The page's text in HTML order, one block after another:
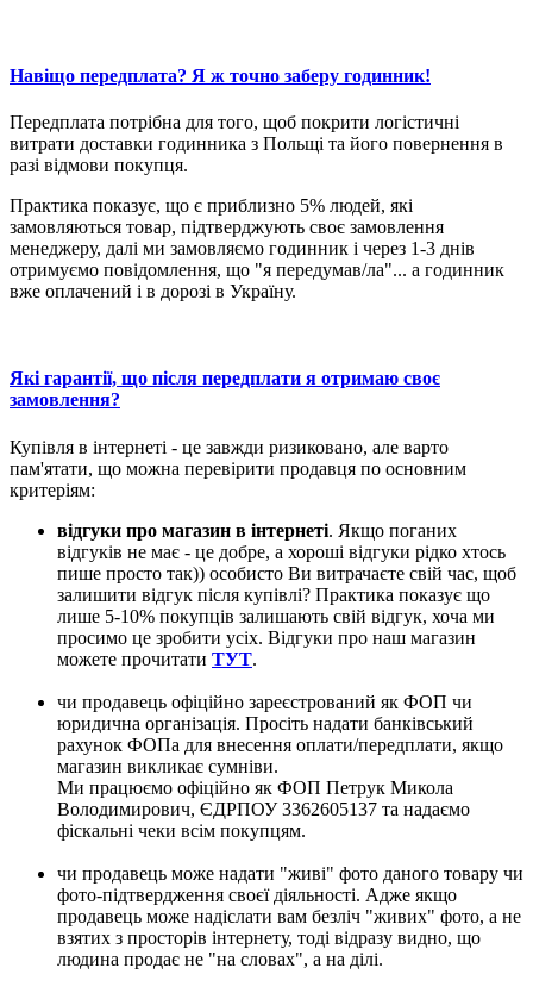
Навіщо передплата? Я ж точно заберу годинник!
Передплата потрібна для того, щоб покрити логістичні
витрати доставки годинника з Польщі та його повернення в
разі відмови покупця.
Практика показує, що є приблизно 5% людей, які
замовляються товар, підтверджують своє замовлення
менеджеру, далі ми замовляємо годинник і через 1-3 днів
отримуємо повідомлення, що "я передумав/ла"... а годинник
вже оплачений і в дорозі в Україну.
Які гарантії, що після передплати я отримаю своє
замовлення?
Купівля в інтернеті - це завжди ризиковано, але варто
пам'ятати, що можна перевірити продавця по основним
критеріям:
відгуки про магазин в інтернеті. Якщо поганих
відгуків не має - це добре, а хороші відгуки рідко хтось
пише просто так)) особисто Ви витрачаєте свій час, щоб
залишити відгук після купівлі? Практика показує що
лише 5-10% покупців залишають свій відгук, хоча ми
просимо це зробити усіх. Відгуки про наш магазин
можете прочитати ТУТ.
чи продавець офіційно зареєстрований як ФОП чи
юридична організація. Просіть надати банківський
рахунок ФОПа для внесення оплати/передплати, якщо
магазин викликає сумніви.
Ми працюємо офіційно як ФОП Петрук Микола
Володимирович, ЄДРПОУ 3362605137 та надаємо
фіскальні чеки всім покупцям.
чи продавець може надати "живі" фото даного товару чи
фото-підтвердження своєї діяльності. Адже якщо
продавець може надіслати вам безліч "живих" фото, а не
взятих з просторів інтернету, тоді відразу видно, що
людина продає не "на словах", а на ділі.